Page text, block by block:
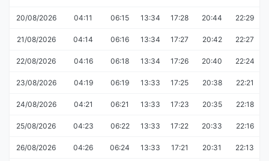
20/08/2026 04:11 06:15 13:34 17:28 20:44 22:29
21/08/2026 04:14 06:16 13:34 17:27 20:42 22:27
22/08/2026 04:16 06:18 13:34 17:26 20:40 22:24
23/08/2026 04:19 06:19 13:33 17:25 20:38 22:21
24/08/2026 04:21 06:21 13:33 17:23 20:35 22:18
25/08/2026 04:23 06:22 13:33 17:22 20:33 22:16
26/08/2026 04:26 06:24 13:33 17:21 20:31 22:13